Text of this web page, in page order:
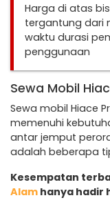
Harga di atas
tergantung dari
waktu durasi
penggunaan
Sewa Mobil
Sewa mobil Hiace
memenuhi
antar jemput
adalah beberapa
Kesempatan
Alam hanya hadir